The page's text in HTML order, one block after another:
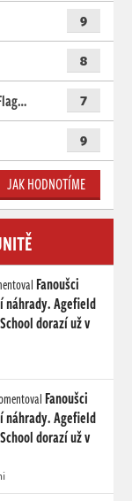
9
8
7
9
JAK HODNOTÍME
Fanoušci
náhrady. Agefield
dorazí už v
Fanoušci
náhrady. Agefield
dorazí už v